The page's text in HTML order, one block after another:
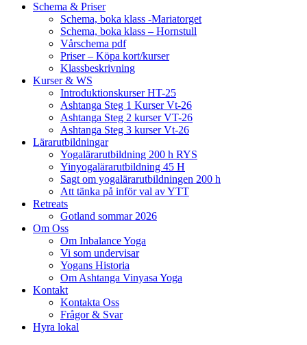
Schema & Priser
Schema, boka klass -Mariatorget
Schema, boka klass – Hornstull
Vårschema pdf
Priser – Köpa kort/kurser
Klassbeskrivning
Kurser & WS
Introduktionskurser HT-25
Ashtanga Steg 1 Kurser Vt-26
Ashtanga Steg 2 kurser VT-26
Ashtanga Steg 3 kurser Vt-26
Lärarutbildningar
Yogalärarutbildning 200 h RYS
Yinyogalärarutbildning 45 H
Sagt om yogalärarutbildningen 200 h
Att tänka på inför val av YTT
Retreats
Gotland sommar 2026
Om Oss
Om Inbalance Yoga
Vi som undervisar
Yogans Historia
Om Ashtanga Vinyasa Yoga
Kontakt
Kontakta Oss
Frågor & Svar
Hyra lokal